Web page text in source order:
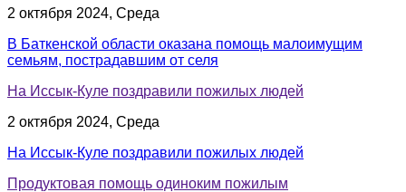
2 октября 2024, Среда
В Баткенской области оказана помощь малоимущим
семьям, пострадавшим от селя
На Иссык-Куле поздравили пожилых людей
2 октября 2024, Среда
На Иссык-Куле поздравили пожилых людей
Продуктовая помощь одиноким пожилым